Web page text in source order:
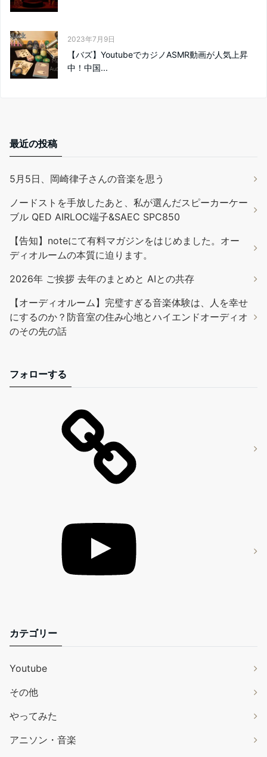
2023年7月9日
【バズ】YoutubeでカジノASMR動画が人気上昇
中！中国...
最近の投稿
5月5日、岡崎律子さんの音楽を思う
ノードストを手放したあと、私が選んだスピーカーケー
ブル QED AIRLOC端子&SAEC SPC850
【告知】noteにて有料マガジンをはじめました。オー
ディオルームの本質に迫ります。
2026年 ご挨拶 去年のまとめと AIとの共存
【オーディオルーム】完璧すぎる音楽体験は、人を幸せ
にするのか？防音室の住み心地とハイエンドオーディオ
のその先の話
フォローする
カテゴリー
Youtube
その他
やってみた
アニソン・音楽